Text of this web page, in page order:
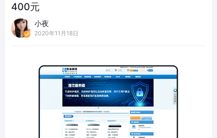
400元
小夜
2020年11月18日